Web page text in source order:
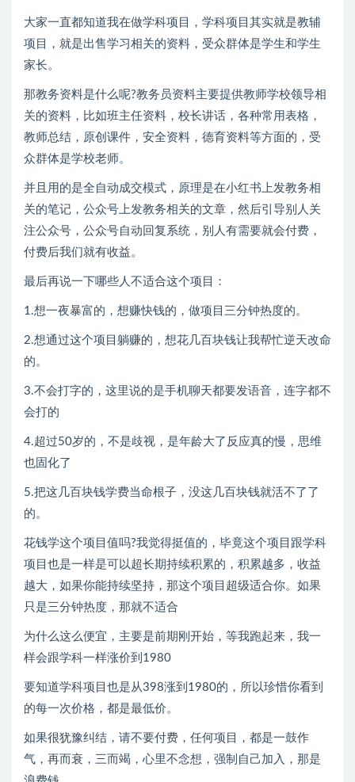
大家一直都知道我在做学科项目，学科项目其实就是教辅
项目，就是出售学习相关的资料，受众群体是学生和学生
家长。
那教务资料是什么呢?教务员资料主要提供教师学校领导相
关的资料，比如班主任资料，校长讲话，各种常用表格，
教师总结，原创课件，安全资料，德育资料等方面的，受
众群体是学校老师。
并且用的是全自动成交模式，原理是在小红书上发教务相
关的笔记，公众号上发教务相关的文章，然后引导别人关
注公众号，公众号自动回复系统，别人有需要就会付费，
付费后我们就有收益。
最后再说一下哪些人不适合这个项目：
1.想一夜暴富的，想赚快钱的，做项目三分钟热度的。
2.想通过这个项目躺赚的，想花几百块钱让我帮忙逆天改命
的。
3.不会打字的，这里说的是手机聊天都要发语音，连字都不
会打的
4.超过50岁的，不是歧视，是年龄大了反应真的慢，思维
也固化了
5.把这几百块钱学费当命根子，没这几百块钱就活不了了
的。
花钱学这个项目值吗?我觉得挺值的，毕竟这个项目跟学科
项目也是一样是可以超长期持续积累的，积累越多，收益
越大，如果你能持续坚持，那这个项目超级适合你。如果
只是三分钟热度，那就不适合
为什么这么便宜，主要是前期刚开始，等我跑起来，我一
样会跟学科一样涨价到1980
要知道学科项目也是从398涨到1980的，所以珍惜你看到
的每一次价格，都是最低价。
如果很犹豫纠结，请不要付费，任何项目，都是一鼓作
气，再而衰，三而竭，心里不念想，强制自己加入，那是